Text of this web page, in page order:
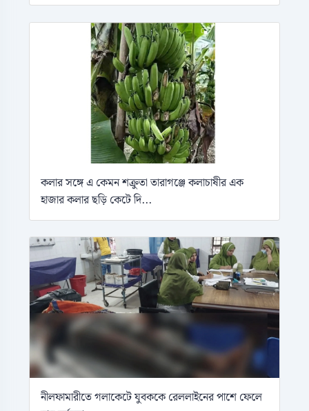
কলার সঙ্গে এ কেমন শক্রুতা তারাগঞ্জে কলাচাষীর এক
হাজার কলার ছড়ি কেটে দি...
নীলফামারীতে গলাকেটে যুবককে রেললাইনের পাশে ফেলে